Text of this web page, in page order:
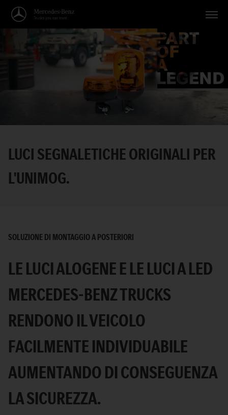
Veicoli
Applicazioni
Italiano
LUCI SEGNALETICHE ORIGINALI PER
L'UNIMOG.
SOLUZIONE DI MONTAGGIO A POSTERIORI
LE LUCI ALOGENE E LE LUCI A LED
MERCEDES-BENZ TRUCKS
RENDONO IL VEICOLO
FACILMENTE INDIVIDUABILE
AUMENTANDO DI CONSEGUENZA
LA SICUREZZA.